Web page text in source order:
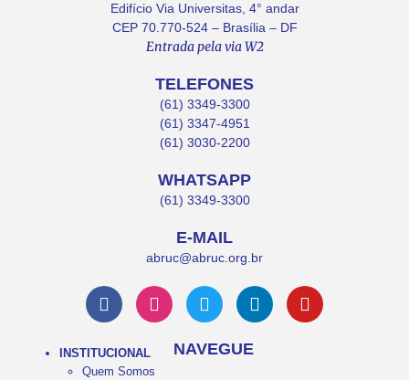
Edifício Via Universitas, 4° andar
CEP 70.770-524 – Brasília – DF
Entrada pela via W2
TELEFONES
(61) 3349-3300
(61) 3347-4951
(61) 3030-2200
WHATSAPP
(61) 3349-3300
E-MAIL
abruc@abruc.org.br
NAVEGUE
INSTITUCIONAL
Quem Somos